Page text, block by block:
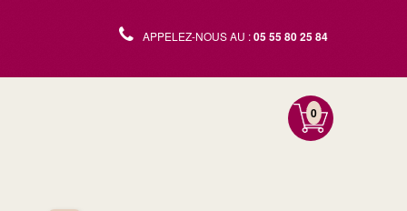
APPELEZ-NOUS AU :05 55 80 25 84
0